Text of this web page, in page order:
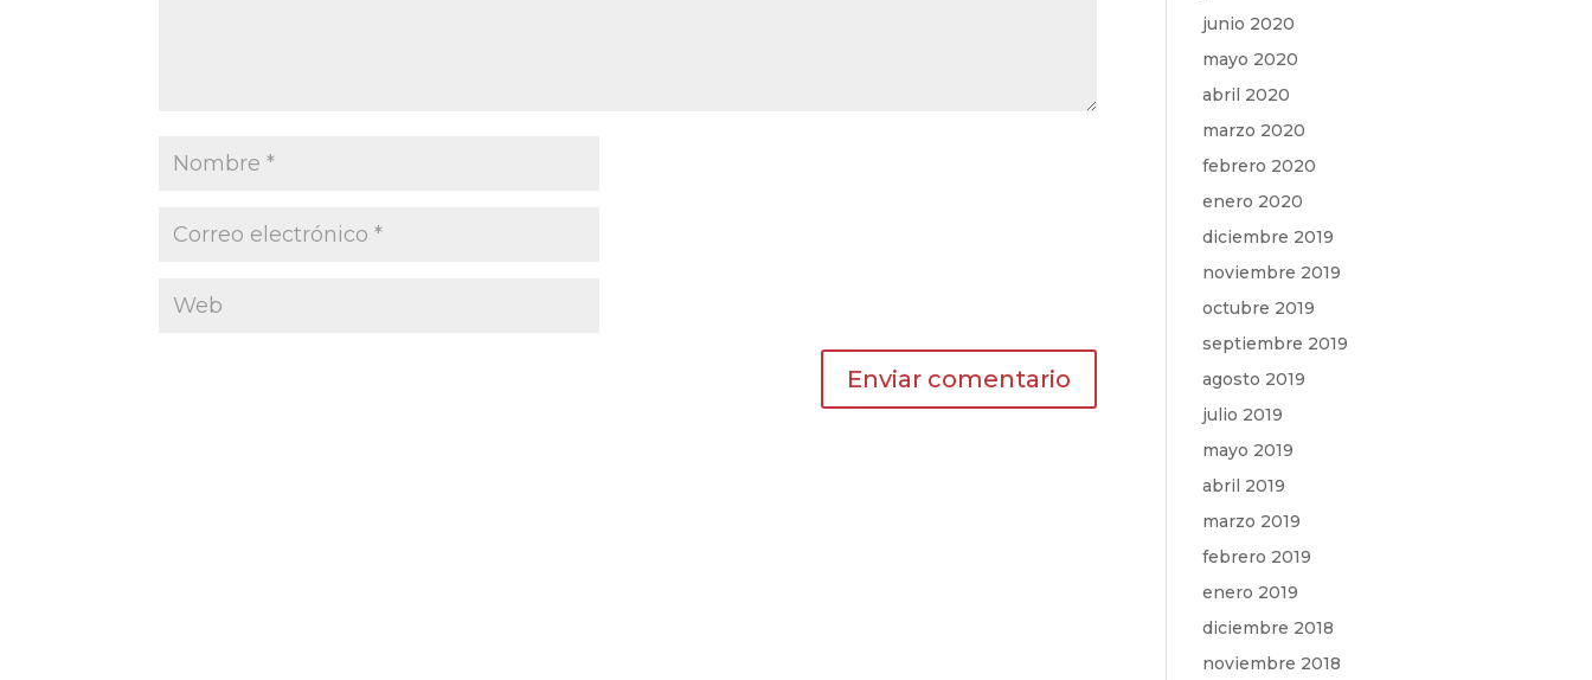
junio 2020
mayo 2020
abril 2020
marzo 2020
febrero 2020
enero 2020
diciembre 2019
noviembre 2019
octubre 2019
septiembre 2019
agosto 2019
julio 2019
mayo 2019
abril 2019
marzo 2019
febrero 2019
enero 2019
diciembre 2018
noviembre 2018